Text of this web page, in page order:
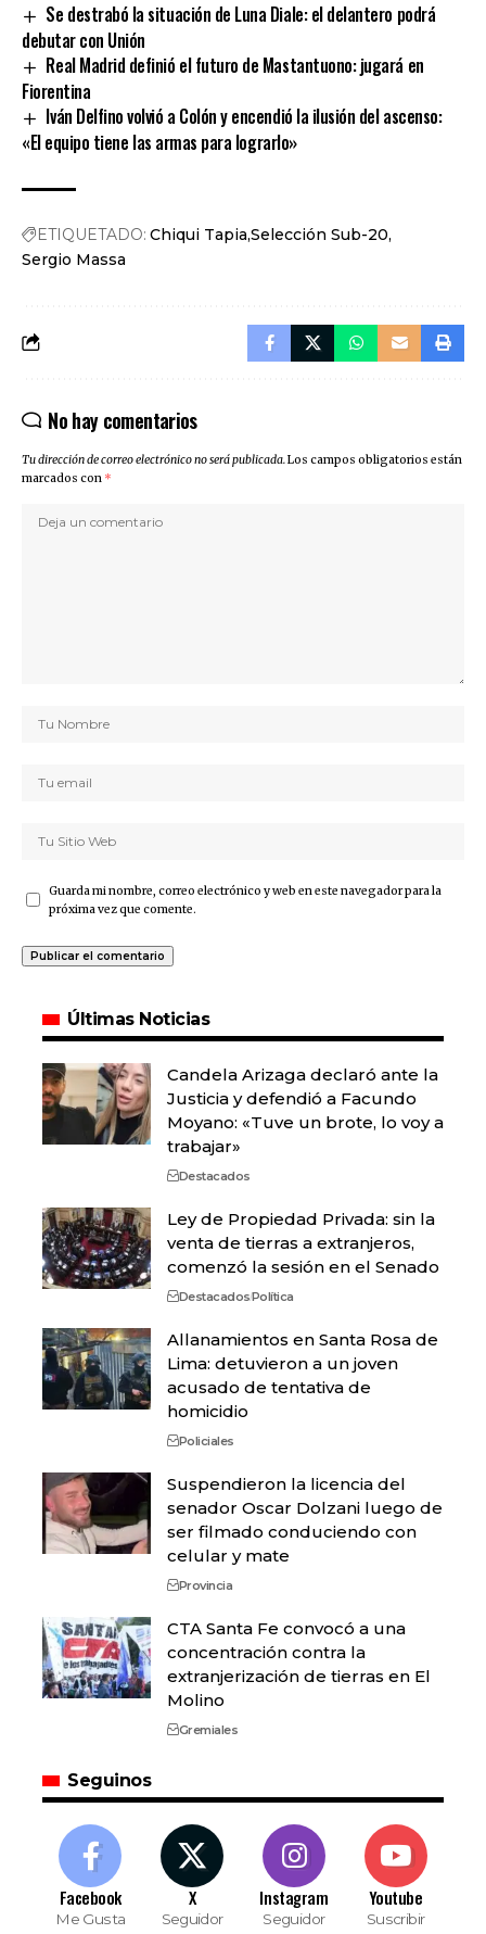
Se destrabó la situación de Luna Diale: el delantero podrá
debutar con Unión
Real Madrid definió el futuro de Mastantuono: jugará en
Fiorentina
Iván Delfino volvió a Colón y encendió la ilusión del ascenso:
«El equipo tiene las armas para lograrlo»
ETIQUETADO: Chiqui Tapia Selección Sub-20
Sergio Massa
No hay comentarios
Tu dirección de correo electrónico no será publicada.Los campos obligatorios están
marcados con *
Guarda mi nombre, correo electrónico y web en este navegador para la
próxima vez que comente.
Últimas Noticias
Candela Arizaga declaró ante la
Justicia y defendió a Facundo
Moyano: «Tuve un brote, lo voy a
trabajar»
Destacados
Ley de Propiedad Privada: sin la
venta de tierras a extranjeros,
comenzó la sesión en el Senado
DestacadosPolítica
Allanamientos en Santa Rosa de
Lima: detuvieron a un joven
acusado de tentativa de
homicidio
Policiales
Suspendieron la licencia del
senador Oscar Dolzani luego de
ser filmado conduciendo con
celular y mate
Provincia
CTA Santa Fe convocó a una
concentración contra la
extranjerización de tierras en El
Molino
Gremiales
Seguinos
Facebook
Me Gusta
X
Seguidor
Instagram
Seguidor
Youtube
Suscribir